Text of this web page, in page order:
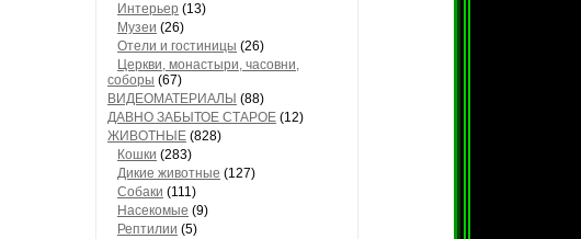
Интерьер (13)
Музеи (26)
Отели и гостиницы (26)
Церкви, монастыри, часовни,
соборы (67)
ВИДЕОМАТЕРИАЛЫ (88)
ДАВНО ЗАБЫТОЕ СТАРОЕ (12)
ЖИВОТНЫЕ (828)
Кошки (283)
Дикие животные (127)
Собаки (111)
Насекомые (9)
Рептилии (5)